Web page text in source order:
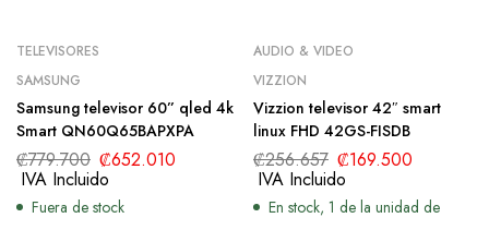
TELEVISORES
SAMSUNG
Samsung televisor 60” qled 4k
Smart QN60Q65BAPXPA
₡779.700 ₡652.010
IVA Incluido
Fuera de stock
AUDIO & VIDEO
VIZZION
Vizzion televisor 42″ smart
linux FHD 42GS-FISDB
₡256.657 ₡169.500
IVA Incluido
En stock, 1 de la unidad de